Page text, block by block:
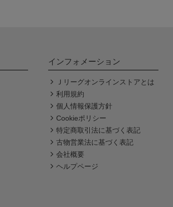
インフォメーション
Ｊリーグオンラインストアとは
利用規約
個人情報保護方針
Cookieポリシー
特定商取引法に基づく表記
古物営業法に基づく表記
会社概要
ヘルプページ